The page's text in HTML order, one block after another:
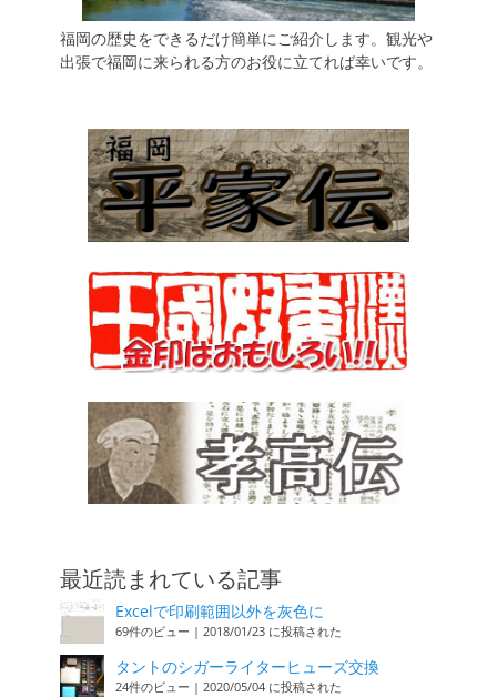
福岡の歴史をできるだけ簡単にご紹介します。観光や
出張で福岡に来られる方のお役に立てれば幸いです。
最近読まれている記事
Excelで印刷範囲以外を灰色に
69件のビュー | 2018/01/23 に投稿された
タントのシガーライターヒューズ交換
24件のビュー | 2020/05/04 に投稿された